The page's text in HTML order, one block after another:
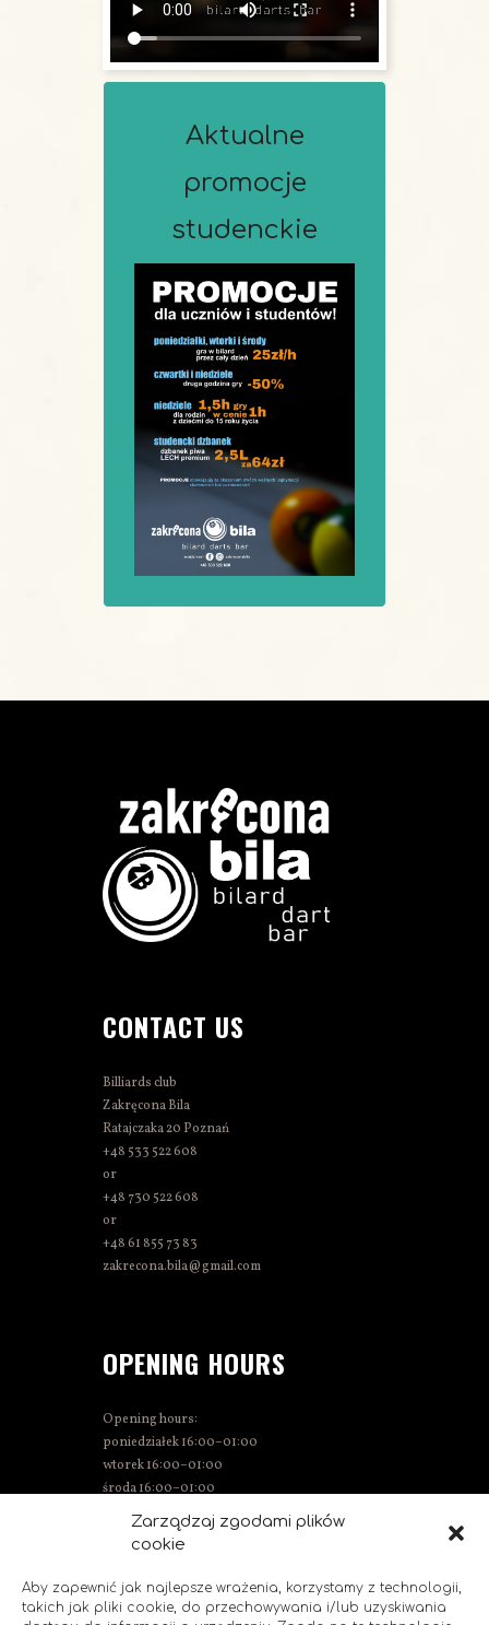
Zarządzaj zgodami plików
cookie
Aby zapewnić jak najlepsze wrażenia, korzystamy z technologii,
takich jak pliki cookie, do przechowywania i/lub uzyskiwania
Aktualne
promocje
studenckie
CONTACT US
Billiards club
Zakręcona Bila
Ratajczaka 20 Poznań
+48 533 522 608
or
+48 730 522 608
or
+48 61 855 73 83
zakrecona.bila@gmail.com
OPENING HOURS
Opening hours:
poniedziałek 16:00–01:00
wtorek 16:00–01:00
środa 16:00–01:00
Thursday 15:00–01:00
Friday 15:00–02:00
Sunday 14:00–00:00